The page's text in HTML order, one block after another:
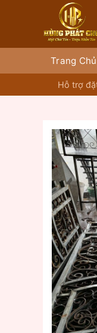
dung
Trang Chủ
Hỗ trợ